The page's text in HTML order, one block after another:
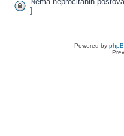
]
Powered by